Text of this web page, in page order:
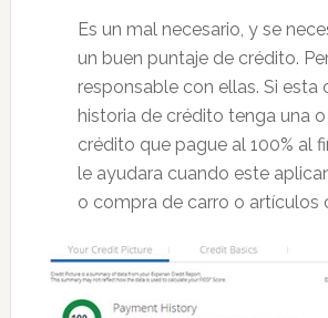
Es un mal necesario, y se
un buen puntaje de crédito.
responsable con ellas. Si esta
historia de crédito tenga una
crédito que pague al 100% al
le ayudara cuando este
o compra de carro o artículos